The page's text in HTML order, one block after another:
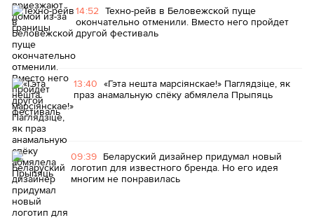
14:52 Техно-рейв в Беловежской пуще
окончательно отменили. Вместо него пройдет
другой фестиваль
13:40 «Гэта нешта марсіянскае!» Паглядзіце, як
праз анамальную спёку абмялела Прыпяць
09:39 Беларуский дизайнер придумал новый
логотип для известного бренда. Но его идея
многим не понравилась